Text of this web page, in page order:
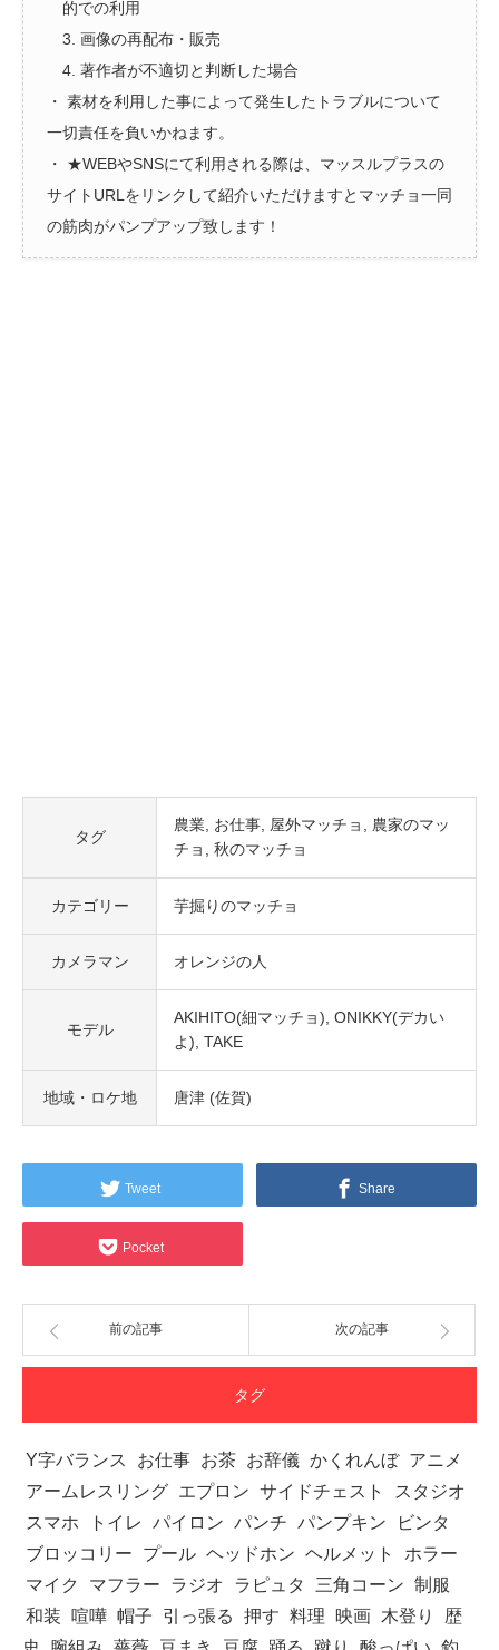
的での利用
3. 画像の再配布・販売
4. 著作者が不適切と判断した場合
・ 素材を利用した事によって発生したトラブルについて
一切責任を負いかねます。
・ ★WEBやSNSにて利用される際は、マッスルプラスの
サイトURLをリンクして紹介いただけますとマッチョ一同
の筋肉がパンプアップ致します！
タグ
農業 お仕事 屋外マッチョ
農家のマッ
チョ
秋のマッチョ
カテゴリー 芋掘りのマッチョ
カメラマン オレンジの人
モデル
AKIHITO(細マッチョ) ONIKKY(デカい
よ) TAKE
地域・ロケ地 唐津 (佐賀)
Tweet Share
Pocket
前の記事 次の記事
タグ
Y字バランス お仕事 お茶 お辞儀 かくれんぼ アニメ
アームレスリング エプロン サイドチェスト
スタジオ
スマホ
トイレ パイロン パンチ パンプキン
ビンタ
ブロッコリー
プール ヘッドホン ヘルメット
ホラー
マイク
マフラー ラジオ ラピュタ 三角コーン 制服
和装
喧嘩 帽子 引っ張る 押す 料理 映画 木登り
歴